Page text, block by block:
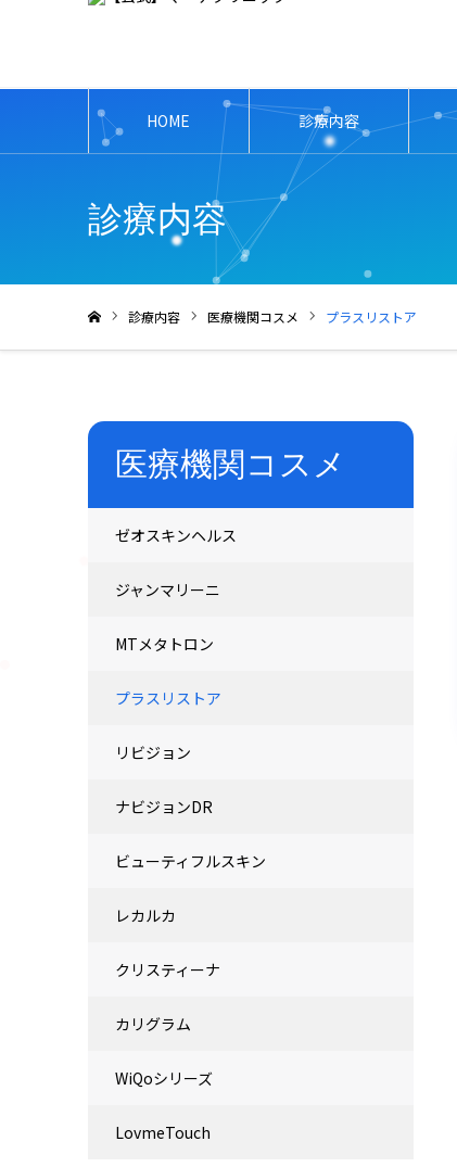
HOME 診療内容
診療内容
診療内容 医療機関コスメ プラスリストア
医療機関コスメ
ゼオスキンヘルス
ジャンマリーニ
MTメタトロン
プラスリストア
リビジョン
ナビジョンDR
ビューティフルスキン
レカルカ
クリスティーナ
カリグラム
WiQoシリーズ
LovmeTouch